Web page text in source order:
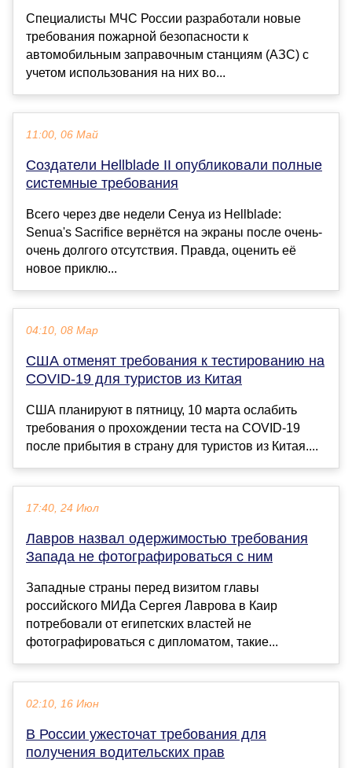
Специалисты МЧС России разработали новые
требования пожарной безопасности к
автомобильным заправочным станциям (АЗС) с
учетом использования на них во...
11:00, 06 Май
Создатели Hellblade II опубликовали полные
системные требования
Всего через две недели Сенуа из Hellblade:
Senua's Sacrifice вернётся на экраны после очень-
очень долгого отсутствия. Правда, оценить её
новое приклю...
04:10, 08 Мар
США отменят требования к тестированию на
COVID-19 для туристов из Китая
США планируют в пятницу, 10 марта ослабить
требования о прохождении теста на COVID-19
после прибытия в страну для туристов из Китая....
17:40, 24 Июл
Лавров назвал одержимостью требования
Запада не фотографироваться с ним
Западные страны перед визитом главы
российского МИДа Сергея Лаврова в Каир
потребовали от египетских властей не
фотографироваться с дипломатом, такие...
02:10, 16 Июн
В России ужесточат требования для
получения водительских прав